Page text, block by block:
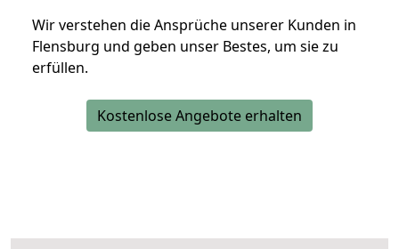
Wir verstehen die Ansprüche unserer Kunden in
Flensburg und geben unser Bestes, um sie zu
erfüllen.
Kostenlose Angebote erhalten